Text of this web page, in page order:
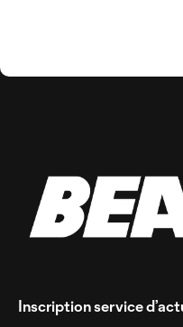
Inscription service